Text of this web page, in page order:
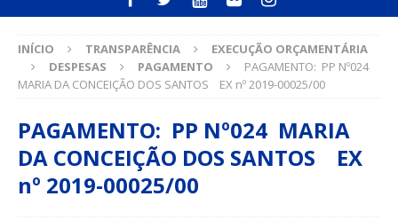
INÍCIO TRANSPARÊNCIA
EXECUÇÃO ORÇAMENTÁRIA
DESPESAS
PAGAMENTO
PAGAMENTO: PP Nº024
MARIA DA CONCEIÇÃO DOS SANTOS EX nº 2019-00025/00
PAGAMENTO: PP Nº024 MARIA
DA CONCEIÇÃO DOS SANTOS EX
nº 2019-00025/00